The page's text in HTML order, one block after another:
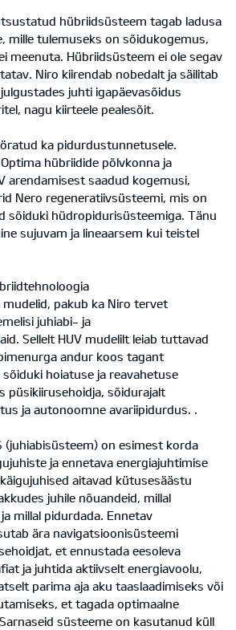
hübriidsüsteem tagab ladusa
mille tulemuseks on sõidukogemus,
meenuta. Hübriidsüsteem ei ole segav
Niro kiirendab nobedalt ja säilitab
juhti igapäevasõidus
nagu kiirteele pealesõit.
ka pidurdustunnetusele.
hübriidide põlvkonna ja
arendamisest saadud kogemusi,
Nero regeneratiivsüsteemi, mis on
sõiduki hüdropidurisüsteemiga. Tänu
sujuvam ja lineaarsem kui teistel
mudelid, pakub ka Niro tervet
juhiabi- ja
Sellelt HUV mudelilt leiab tuttavad
andur koos tagant
hoiatuse ja reavahetuse
püsikiirusehoidja, sõidurajalt
ja autonoomne avariipidurdus. .
(juhiabisüsteem) on esimest korda
ja ennetava energiajuhtimise
aitavad kütusesäästu
juhile nõuandeid, millal
millal pidurdada. Ennetav
ära navigatsioonisüsteemi
et ennustada eesoleva
ja juhtida aktiivselt energiavoolu,
parima aja aku taaslaadimiseks või
et tagada optimaalne
süsteeme on kasutanud küll